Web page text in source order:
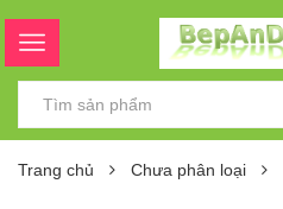
Trang chủ Chưa phân loại